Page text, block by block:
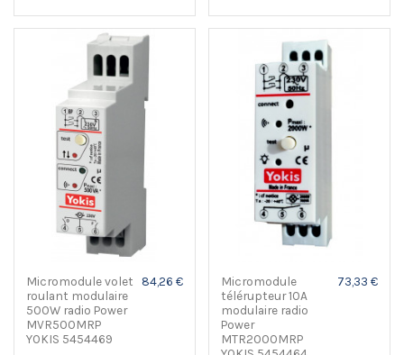
Micromodule volet
roulant modulaire
500W radio Power
MVR500MRP
YOKIS 5454469
84,26 €
Micromodule
télérupteur 10A
modulaire radio
Power
MTR2000MRP
73,33 €